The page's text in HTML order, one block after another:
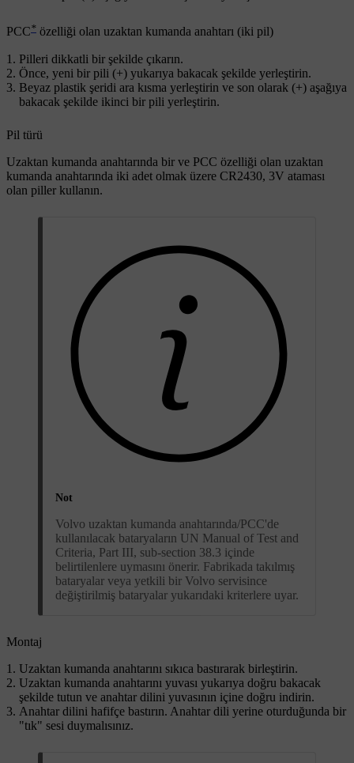
PCC* özelliği olan uzaktan kumanda anahtarı (iki pil)
Pilleri dikkatli bir şekilde çıkarın.
Önce, yeni bir pili (+) yukarıya bakacak şekilde yerleştirin.
Beyaz plastik şeridi ara kısma yerleştirin ve son olarak (+) aşağıya
bakacak şekilde ikinci bir pili yerleştirin.
Pil türü
Uzaktan kumanda anahtarında bir ve PCC özelliği olan uzaktan
kumanda anahtarında iki adet olmak üzere CR2430, 3V ataması
olan piller kullanın.
Not
Volvo uzaktan kumanda anahtarında/PCC'de
kullanılacak bataryaların UN Manual of Test and
Criteria, Part III, sub-section 38.3 içinde
belirtilenlere uymasını önerir. Fabrikada takılmış
bataryalar veya yetkili bir Volvo servisince
değiştirilmiş bataryalar yukarıdaki kriterlere uyar.
Montaj
Uzaktan kumanda anahtarını sıkıca bastırarak birleştirin.
Uzaktan kumanda anahtarını yuvası yukarıya doğru bakacak
şekilde tutun ve anahtar dilini yuvasının içine doğru indirin.
Anahtar dilini hafifçe bastırın. Anahtar dili yerine oturduğunda bir
"tık" sesi duymalısınız.